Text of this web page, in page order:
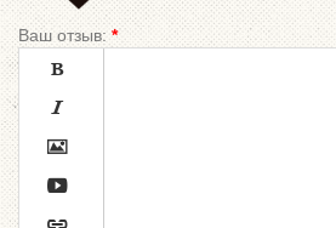
Ваш отзыв: *



